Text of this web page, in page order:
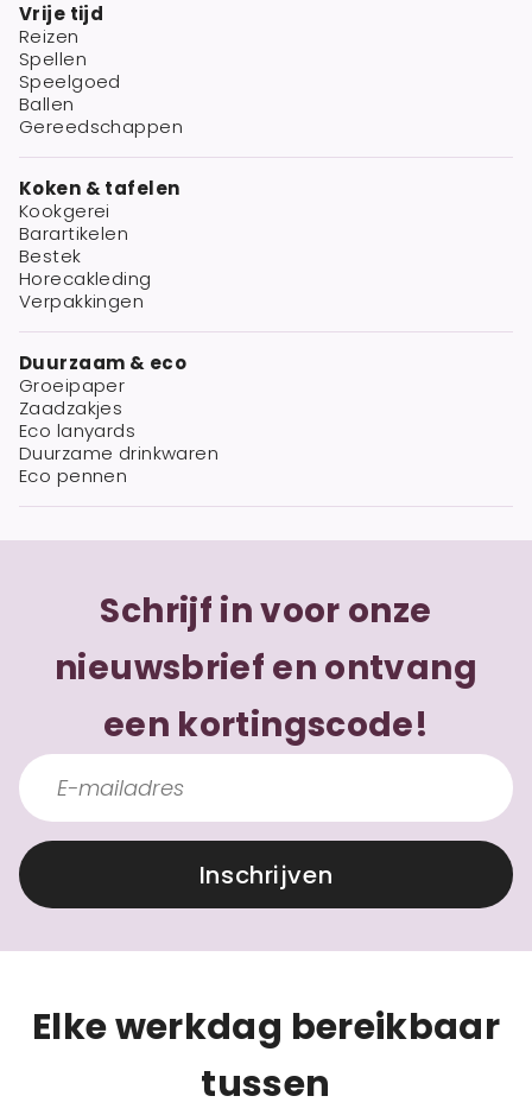
Vrije tijd
Reizen
Spellen
Speelgoed
Ballen
Gereedschappen
Koken & tafelen
Kookgerei
Barartikelen
Bestek
Horecakleding
Verpakkingen
Duurzaam & eco
Groeipaper
Zaadzakjes
Eco lanyards
Duurzame drinkwaren
Eco pennen
Schrijf in voor onze
nieuwsbrief en ontvang
een kortingscode!
Inschrijven
Elke werkdag bereikbaar
tussen